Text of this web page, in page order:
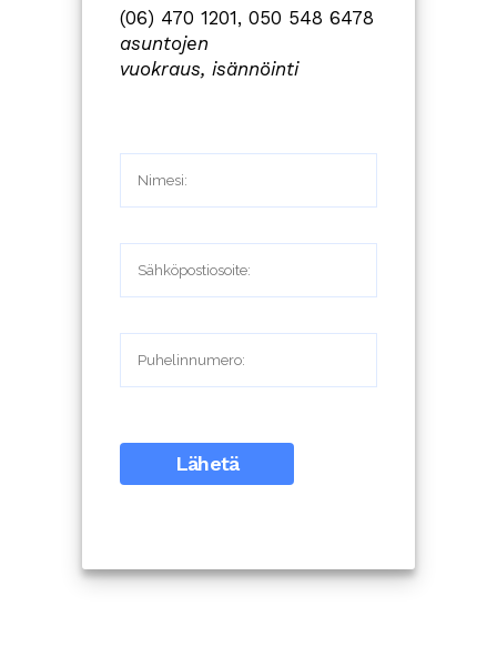
(06) 470 1201, 050 548 6478
asuntojen
vuokraus, isännöinti